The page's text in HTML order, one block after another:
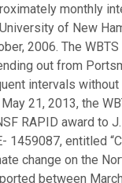
monthly
of New
2006. The
out from
intervals
May 21, 2013, the
RAPID award to
1459087, entitled
change on the
between